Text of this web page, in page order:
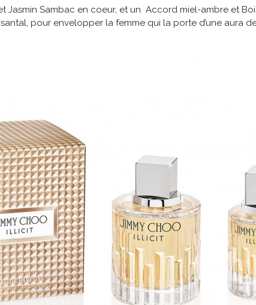
Jasmin Sambac en coeur, et un Accord miel-ambre et
pour envelopper la femme qui la porte d’une aura